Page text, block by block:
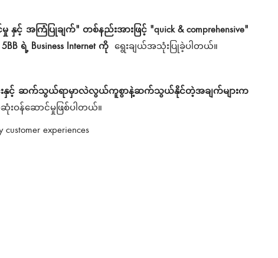
နှင့် အကြံပြုချက်" တစ်နည်းအားဖြင့် "quick & comprehensive"
ရဲ့ Business Internet ကိုရွေးချယ်အသုံးပြုခဲ့ပါတယ်။
မွန်ခြင်းနှင့် ဆက်သွယ်ရာမှာလဲလွယ်ကူစွာနဲ့ဆက်သွယ်နိုင်တဲ့အချက်များက
န်ဆောင်မှုဖြစ်ပါတယ်။
experiences